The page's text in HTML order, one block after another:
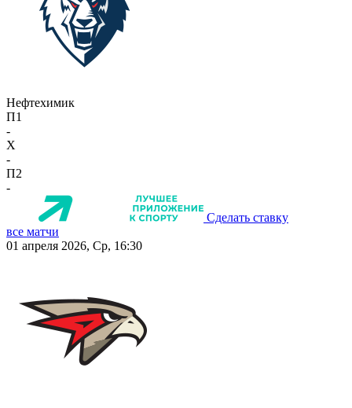
Нефтехимик
П1
-
X
-
П2
-
Сделать ставку
все матчи
01 апреля 2026, Ср, 16:30